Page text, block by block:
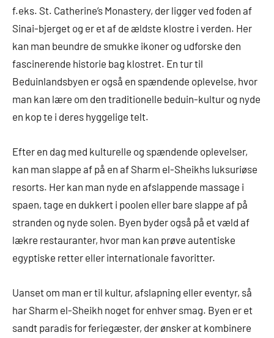
f.eks. St. Catherine’s Monastery, der ligger ved foden af
Sinai-bjerget og er et af de ældste klostre i verden. Her
kan man beundre de smukke ikoner og udforske den
fascinerende historie bag klostret. En tur til
Beduinlandsbyen er også en spændende oplevelse, hvor
man kan lære om den traditionelle beduin-kultur og nyde
en kop te i deres hyggelige telt.
Efter en dag med kulturelle og spændende oplevelser,
kan man slappe af på en af Sharm el-Sheikhs luksuriøse
resorts. Her kan man nyde en afslappende massage i
spaen, tage en dukkert i poolen eller bare slappe af på
stranden og nyde solen. Byen byder også på et væld af
lækre restauranter, hvor man kan prøve autentiske
egyptiske retter eller internationale favoritter.
Uanset om man er til kultur, afslapning eller eventyr, så
har Sharm el-Sheikh noget for enhver smag. Byen er et
sandt paradis for feriegæster, der ønsker at kombinere